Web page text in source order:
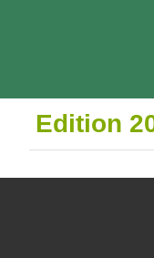
Edition